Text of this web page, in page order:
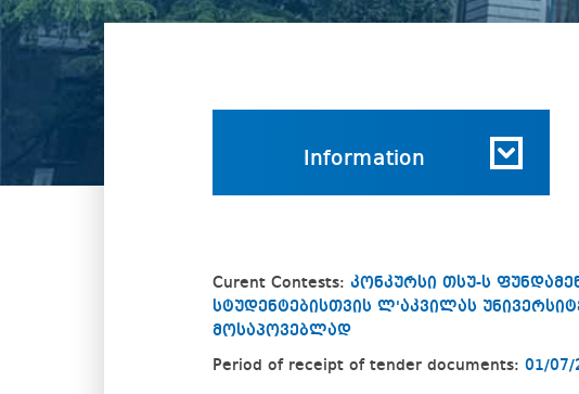
Information
Curent Contests: კონკურსი თსუ-ს
სტუდენტებისთვის ლ'აკვილას
მოსაპოვებლად
Period of receipt of tender documents: 01/07/